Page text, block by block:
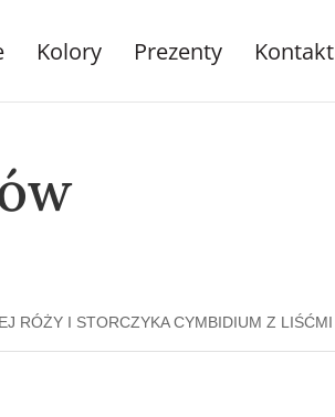
Kolory Prezenty Kontakt
RÓŻY I STORCZYKA CYMBIDIUM Z LIŚĆMI